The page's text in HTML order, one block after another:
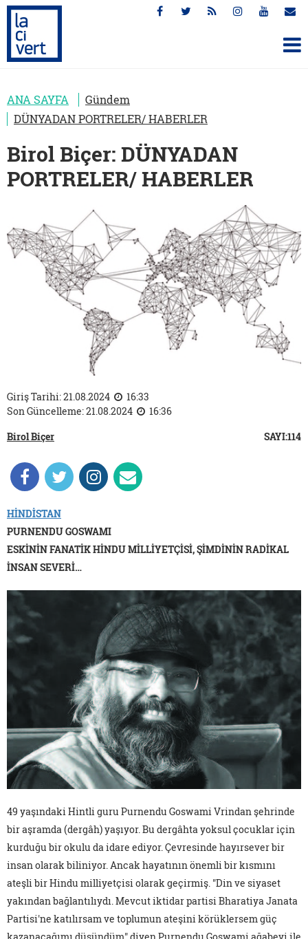
ANA SAYFA
Gündem
DÜNYADAN PORTRELER/ HABERLER
Birol Biçer: DÜNYADAN
PORTRELER/ HABERLER
Giriş Tarihi: 21.08.2024
16:33
Son Güncelleme: 21.08.2024
16:36
Birol Biçer
SAYI:114
HİNDİSTAN
PURNENDU GOSWAMI
ESKİNİN FANATİK HİNDU MİLLİYETÇİSİ, ŞİMDİNİN RADİKAL
İNSAN SEVERİ…
49 yaşındaki Hintli guru Purnendu Goswami Vrindan şehrinde
bir aşramda (dergâh) yaşıyor. Bu dergâhta yoksul çocuklar için
kurduğu bir okulu da idare ediyor. Çevresinde hayırsever bir
insan olarak biliniyor. Ancak hayatının önemli bir kısmını
ateşli bir Hindu milliyetçisi olarak geçirmiş. "Din ve siyaset
yakından bağlantılıydı. Mevcut iktidar partisi Bharatiya Janata
Partisi'ne katılırsam ve toplumun ateşini körüklersem güç
kazanacağımı düşündüm" diyen Purnendu Goswami ağabeyi ile